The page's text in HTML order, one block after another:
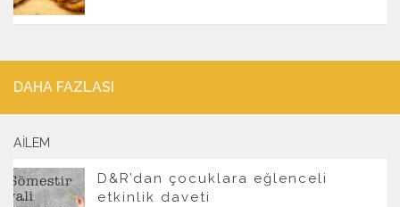
DAHA FAZLASI
AILEM
D&R’dan çocuklara eğlenceli
etkinlik daveti